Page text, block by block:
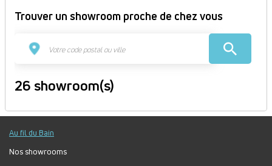
Trouver un showroom proche de chez vous
26 showroom(s)
APTAPRO - APT
151 avenue de Lançon 84400 APT France
Au fil du Bain
Nos showrooms